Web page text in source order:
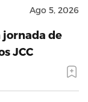
Ago 5, 2026
jornada de
JCC